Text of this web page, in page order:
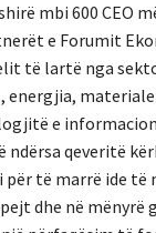
mbi 600 CEO
e Forumit
të lartë nga
energjia,
e
ndërsa qeveritë
të marrë ide të
dhe në mënyrë